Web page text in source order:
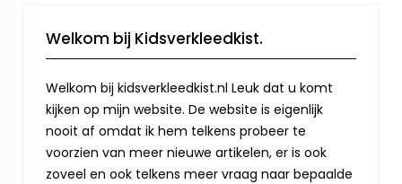
Welkom bij Kidsverkleedkist.
Welkom bij kidsverkleedkist.nl Leuk dat u komt
kijken op mijn website. De website is eigenlijk
nooit af omdat ik hem telkens probeer te
voorzien van meer nieuwe artikelen, er is ook
zoveel en ook telkens meer vraag naar bepaalde